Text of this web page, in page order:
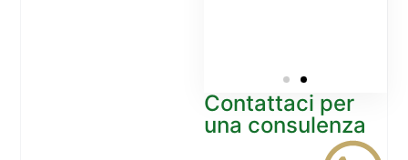
Contattaci per
una consulenza